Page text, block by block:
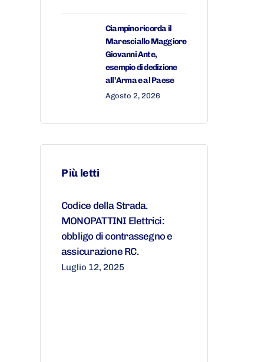
Ciampino ricorda il
Maresciallo Maggiore
Giovanni Ante,
esempio di dedizione
all’Arma e al Paese
Agosto 2, 2026
Più letti
Codice della Strada.
MONOPATTINI Elettrici:
obbligo di contrassegno e
assicurazione RC.
Luglio 12, 2025